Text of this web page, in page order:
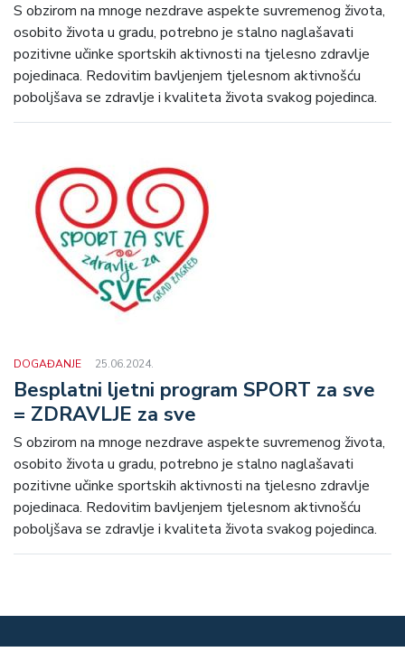
S obzirom na mnoge nezdrave aspekte suvremenog života,
osobito života u gradu, potrebno je stalno naglašavati
pozitivne učinke sportskih aktivnosti na tjelesno zdravlje
pojedinaca. Redovitim bavljenjem tjelesnom aktivnošću
poboljšava se zdravlje i kvaliteta života svakog pojedinca.
DOGAĐANJE 25.06.2024.
Besplatni ljetni program SPORT za sve
= ZDRAVLJE za sve
S obzirom na mnoge nezdrave aspekte suvremenog života,
osobito života u gradu, potrebno je stalno naglašavati
pozitivne učinke sportskih aktivnosti na tjelesno zdravlje
pojedinaca. Redovitim bavljenjem tjelesnom aktivnošću
poboljšava se zdravlje i kvaliteta života svakog pojedinca.